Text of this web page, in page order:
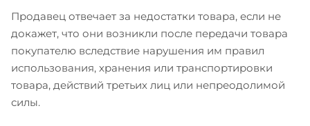
Продавец отвечает за недостатки товара, если не
докажет, что они возникли после передачи товара
покупателю вследствие нарушения им правил
использования, хранения или транспортировки
товара, действий третьих лиц или непреодолимой
силы.